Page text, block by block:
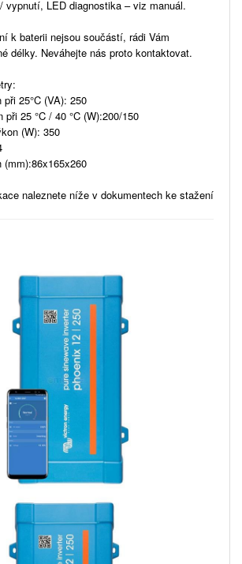
vypnutí, LED diagnostika – viz manuál.
k baterii nejsou součástí, rádi Vám
délky. Neváhejte nás proto kontaktovat.
25°C (VA): 250
25 °C / 40 °C (W):200/150
(W): 350
naleznete níže v dokumentech ke stažení